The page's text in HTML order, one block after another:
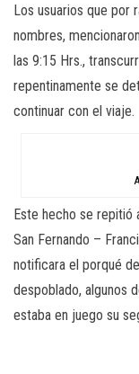
Los usuarios que por
nombres,
las 9:15 Hrs.,
repentinamente se
continuar con el viaje.
Este hecho se repitió
San Fernando –
notificara el porqué
despoblado, algunos
estaba en juego su